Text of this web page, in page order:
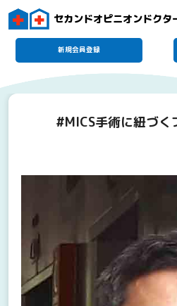
セカンドオピニオンドクタ
新規会員登録
#MICS手術に紐づく